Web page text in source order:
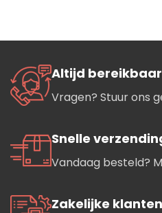
Altijd bereikbaar
Vragen? Stuur ons
Snelle
Vandaag besteld?
Zakelijke klanten